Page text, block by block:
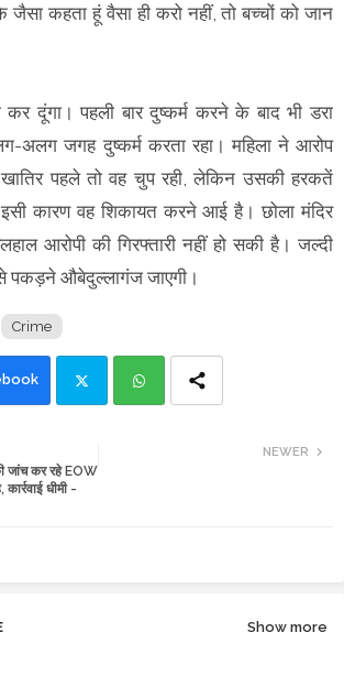
कहता हूं वैसा ही करो नहीं, तो बच्चों को जान
दूंगा। पहली बार दुष्कर्म करने के बाद भी डरा
जगह दुष्कर्म करता रहा। महिला ने आरोप
खातिर पहले तो वह चुप रही, लेकिन उसकी हरकतें
इसी कारण वह शिकायत करने आई है। छोला मंदिर
आरोपी की गिरफ्तारी नहीं हो सकी है। जल्दी
पकड़ने औबेदुल्लागंज जाएगी।
Crime
tte
NEWER
जांच कर रहे EOW
धीमी -
Show more